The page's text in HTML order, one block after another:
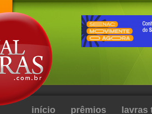
início prêmios lavras